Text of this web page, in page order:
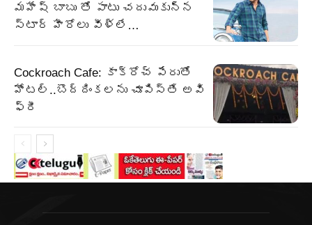
మహేష్ బాబు తో పాటు చదువుకున్న
స్టార్ హీరోలు వీళ్లే…
Cockroach Cafe: కాక్రోచ్ పేరుతో
హోటల్..బొద్దింకలను చూపిస్తే అవి
ఫ్రీ